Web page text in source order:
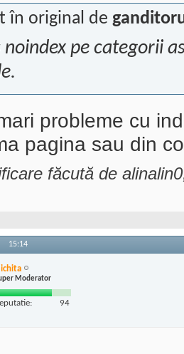
în original de
noindex pe categorii
probleme cu
pagina sau din
făcută de
15:14
Moderator
94